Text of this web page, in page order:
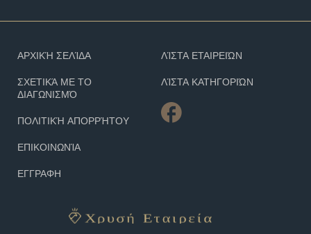
ΑΡΧΙΚΉ ΣΕΛΊΔΑ
ΣΧΕΤΙΚΆ ΜΕ ΤΟ
ΔΙΑΓΩΝΙΣΜΌ
ΠΟΛΙΤΙΚΉ ΑΠΟΡΡΉΤΟΥ
ΕΠΙΚΟΙΝΩΝΊΑ
ΕΓΓΡΑΦΗ
ΛΊΣΤΑ ΕΤΑΙΡΕΙΏΝ
ΛΊΣΤΑ ΚΑΤΗΓΟΡΙΏΝ